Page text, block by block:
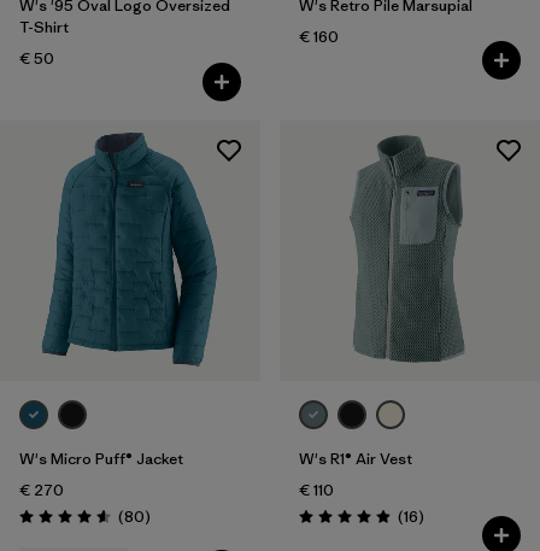
W's '95 Oval Logo Oversized
T-Shirt
€ 50
W's Retro Pile Marsupial
€ 160
W's Micro Puff® Jacket
€ 270
Puntuación: 4.6 / 5
(80Reseñas
)
W's R1® Air Vest
€ 110
Puntuación: 4.9 / 5
(16Reseñas
)